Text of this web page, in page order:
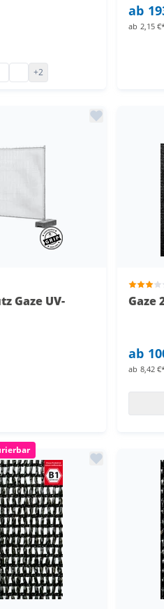
Rolle
Gaze 800 - B1
+2
ab
ab 2,15
Gaze UV-
Gaze
ab
ab 8,42